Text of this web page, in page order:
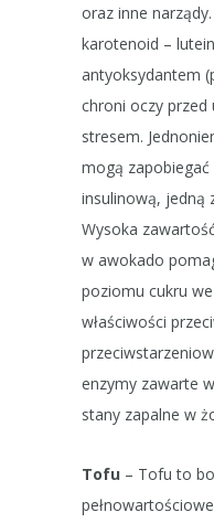
oraz inne
karotenoid –
antyoksydantem
chroni oczy przed
stresem.
mogą
insulinową, jedną
Wysoka
w awokado
poziomu cukru
właściwości
enzymy zawarte
stany zapalne w
Tofu – Tofu to